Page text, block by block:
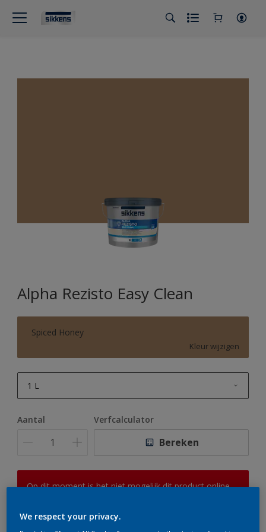
Alpha Rezisto Easy Clean
Spiced Honey
Kleur wijzigen
1 L
10 L
Aantal Verfcalculator
Bereken
Op dit moment is het niet mogelijk dit product online
er hard aan om de voorraad aan te vullen.
We respect your privacy.